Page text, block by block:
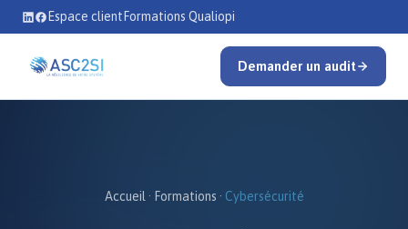
Se rendre au contenu
Espace client Formations Qualiopi
Demander un audit
Accueil · Formations · Cybersécurité